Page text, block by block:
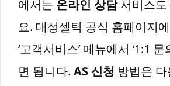
에서는 온라인 상담서비스도
요. 대성셀틱 공식 홈페이지
‘고객서비스’ 메뉴에서 ‘1:1 문
면 됩니다. AS 신청 방법은